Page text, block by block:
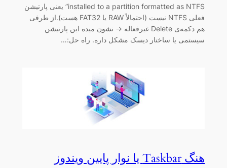
installed to a partition formatted as NTFS” یعنی پارتیشن
فعلی NTFS نیست (احتمالاً RAW یا FAT32 هست).از طرفی
هم دکمه‌ی Delete غیرفعاله → نشون میده این پارتیشن
سیستمی یا ساختار دیسک مشکل داره. راه حل:…
هنگ Taskbar یا نوار پایین ویندوز